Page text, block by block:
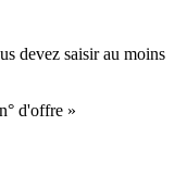
devez saisir au moins
d'offre »